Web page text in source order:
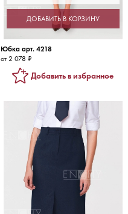
ДОБАВИТЬ В КОРЗИНУ
Юбка арт. 4218
от 2 078 ₽
Добавить в избранное